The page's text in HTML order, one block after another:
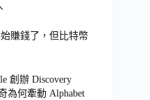
賺錢了，但比特幣
創辦 Discovery
為何牽動 Alphabet